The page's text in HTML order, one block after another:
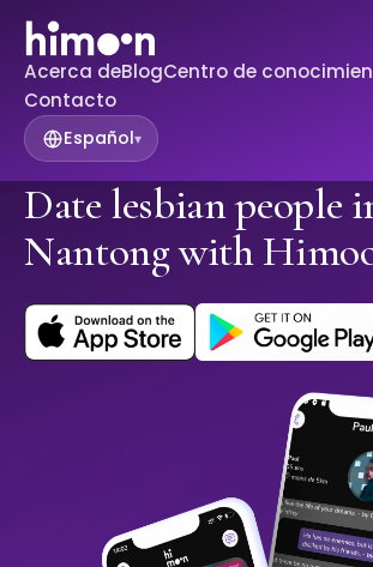
Acerca deBlogCentro de
Contacto
Español▾
Date lesbian people
Nantong with